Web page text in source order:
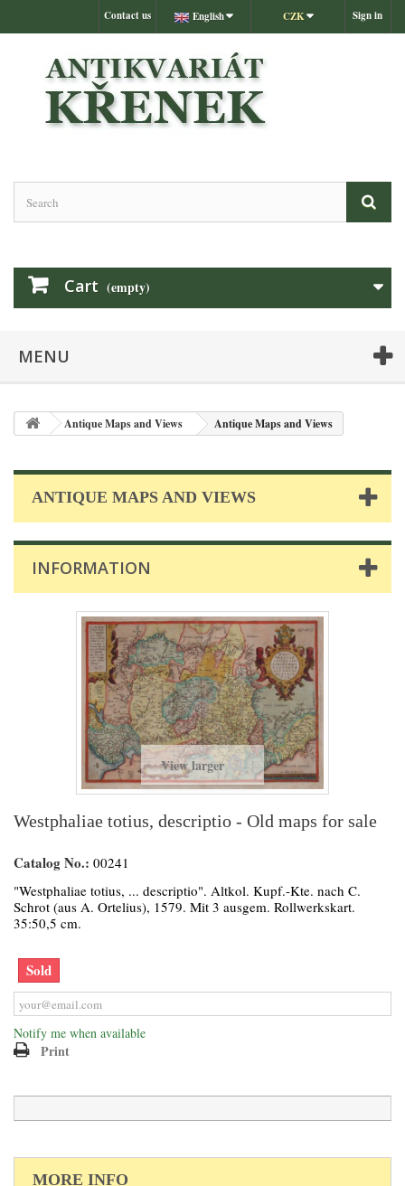
Sign in
CZK
English
Contact us
Cart (empty)
MENU
Antique Maps and Views Antique Maps and Views
ANTIQUE MAPS AND VIEWS
INFORMATION
View larger
Westphaliae totius, descriptio - Old maps for sale
Catalog No.: 00241
"Westphaliae totius, ... descriptio". Altkol. Kupf.-Kte. nach C.
Schrot (aus A. Ortelius), 1579. Mit 3 ausgem. Rollwerkskart.
35:50,5 cm.
Sold
Notify me when available
Print
MORE INFO